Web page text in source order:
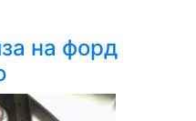
на форд